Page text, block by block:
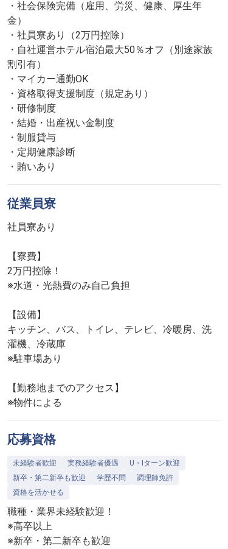
・社会保険完備（雇用、労災、健康、厚生年
金）
・社員寮あり（2万円控除）
・自社運営ホテル宿泊最大50％オフ（別途家族
割引有）
・マイカー通勤OK
・資格取得支援制度（規定あり）
・研修制度
・結婚・出産祝い金制度
・制服貸与
・定期健康診断
・賄いあり
従業員寮
社員寮あり
【寮費】
2万円控除！
※水道・光熱費のみ自己負担
【設備】
キッチン、バス、トイレ、テレビ、冷暖房、洗
濯機、冷蔵庫
※駐車場あり
【勤務地までのアクセス】
※物件による
応募資格
未経験者歓迎 実務経験者優遇
U・Iターン歓迎
新卒・第二新卒も歓迎
学歴不問
調理師免許
資格を活かせる
職種・業界未経験歓迎！
※高卒以上
※新卒・第二新卒も歓迎